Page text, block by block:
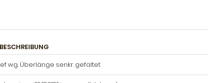
wg. Überlänge senkr. gefaltet